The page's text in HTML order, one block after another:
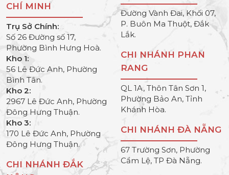
CHÍ MINH
Trụ Sở Chính:
Số 26 Đường số 17,
Phường Bình Hưng Hoà.
Kho 1:
56 Lê Đức Anh, Phường
Bình Tân.
Kho 2:
2967 Lê Đức Anh, Phường
Đông Hưng Thuận.
Kho 3:
170 Lê Đức Anh, Phường
Đông Hưng Thuận.
CHI NHÁNH ĐẮK
Đường Vành Đai, Khối 07,
P. Buôn Ma Thuột, Đắk
Lắk.
CHI NHÁNH PHAN
RANG
QL 1A, Thôn Tân Sơn 1,
Phường Bảo An, Tỉnh
Khánh Hòa.
CHI NHÁNH ĐÀ NẴNG
67 Trường Sơn, Phường
Cẩm Lệ, TP Đà Nẵng.